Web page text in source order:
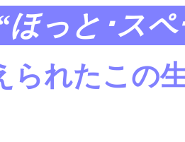
ほっと･ス
られたこの